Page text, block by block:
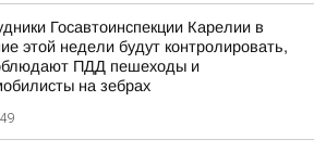
Госавтоинспекции Карелии в
этой недели будут контролировать,
ПДД пешеходы и
на зебрах